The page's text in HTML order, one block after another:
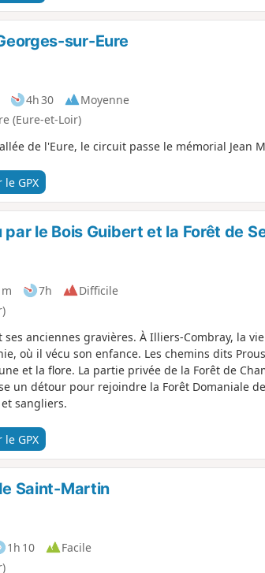
sur-Eure
4h 30
Moyenne
(Eure-et-Loir)
de l'Eure, le circuit passe le mémorial Jean
GPX
le Bois Guibert et la Forêt de
7h
Difficile
anciennes gravières. À Illiers-Combray, la
où il vécu son enfance. Les chemins dits
et la flore. La partie privée de la Forêt de
un détour pour rejoindre la Forêt Domaniale
sangliers.
GPX
Saint-Martin
1h 10
Facile